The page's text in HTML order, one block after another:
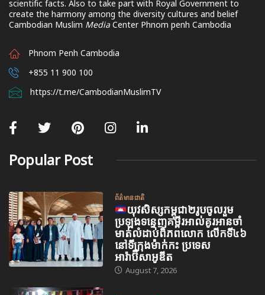
scientific facts. Also to take part with Royal Government to
create the harmony among the diversity cultures and belief
Cambodian Muslim Media Center Phnom penh Cambodia
Phnom Penh Cambodia
+855 11 900 100
https://t.me/CambodianMuslimTV
Popular Post
ព័ត៌មានជាតិ
យុវសិស្សកម្ពុជា២រូបចូលរួម
ប្រឡងទន្ទេញគម្ពីរអាល់គូរអានចាំ
មាត់លំដាប់ពិភពលោក លើកទី៤៦
នៅទីក្រុងម៉ាក់កះ ប្រទេស
អារ៉ាប៊ីសាអូឌីត
August 7, 2026